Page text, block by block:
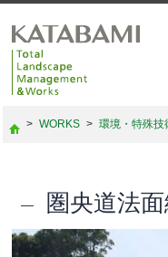
> WORKS > 環境・特殊技
圏央道法